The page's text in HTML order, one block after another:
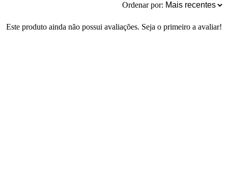
Ordenar por:
Este produto ainda não possui avaliações. Seja o primeiro a avaliar!